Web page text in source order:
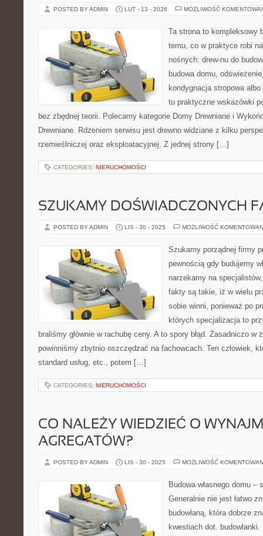
POSTED BY ADMIN LUT - 13 - 2026 MOŻLIWOŚĆ
Ta strona to kompleksowy
temu, co w praktyce robi
nośnych: drew-nu do
budowa domu,
kondygnacja stropowa
tu praktyczne wskazówki
bez zbędnej teorii. Polecamy kategorie Domy Drewniane i
Drewniane. Rdzeniem serwisu jest drewno widziane z kilku
rzemieślniczej oraz eksploatacyjnej. Z jednej strony […]
CATEGORIES: NIERUCHOMOŚCI
SZUKAMY DOŚWIADCZONYCH
POSTED BY ADMIN LIS - 30 - 2025 MOŻLIWOŚĆ
Szukamy porządnej firmy
pewnością gdy budujemy
narzekamy na
fakty są takie, iż w wielu
sobie winni, ponieważ po
których specjalizacja to
braliśmy głównie w rachubę ceny. A to spory błąd. Zasadniczo w
powinniśmy zbytnio oszczędzać na fachowcach. Ten człowiek,
standard usług, etc., potem […]
CATEGORIES: NIERUCHOMOŚCI
CO NALEŻY WIEDZIEĆ O
AGREGATÓW?
POSTED BY ADMIN LIS - 30 - 2025 MOŻLIWOŚĆ
Budowa własnego domu –
Generalnie nie jest łatwo
budowlaną, która dobrze
kwestiach dot.